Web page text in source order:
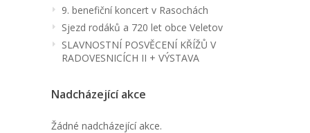
9. benefiční koncert v Rasochách
Sjezd rodáků a 720 let obce Veletov
SLAVNOSTNÍ POSVĚCENÍ KŘÍŽŮ V
RADOVESNICÍCH II + VÝSTAVA
Nadcházející akce
Žádné nadcházející akce.